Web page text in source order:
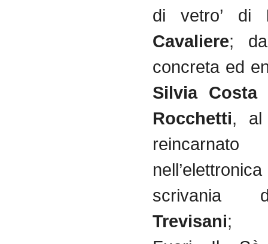
di vetro’ di
Cavaliere;
concreta ed
Silvia Costa
Rocchetti, al
reincarnato
scrivania
Trevisani;